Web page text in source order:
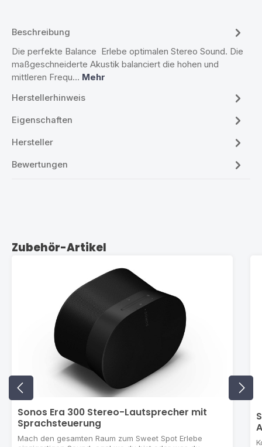
Beschreibung
Die perfekte Balance Erlebe optimalen Stereo Sound. Die
maßgeschneiderte Akustik balanciert die hohen und
mittleren Frequ… Mehr
Herstellerhinweis
Eigenschaften
Hersteller
Bewertungen
Produktgalerie überspringen
Zubehör-Artikel
Sonos Era 300 Stereo-Lautsprecher mit
Sprachsteuerung
Mach den gesamten Raum zum Sweet Spot Erlebe